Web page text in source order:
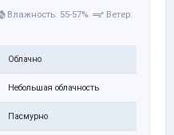
Влажность: 55-57%
Ветер:
Облачно
Небольшая облачность
Пасмурно